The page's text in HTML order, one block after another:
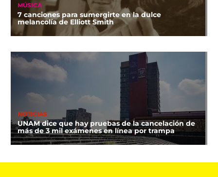
MÚSICA
7 canciones para sumergirte en la dulce
melancolía de Elliott Smith
NOTICIAS
UNAM dice que hay pruebas de la cancelación de
más de 3 mil exámenes en línea por trampa